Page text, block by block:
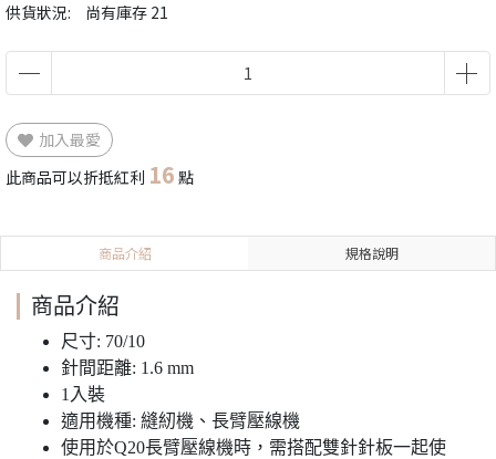
供貨狀況: 尚有庫存 21
加入最愛
此商品可以折抵紅利 16 點
商品介紹 規格說明
商品介紹
尺寸: 70/10
針間距離: 1.6 mm
1入裝
適用機種: 縫紉機、長臂壓線機
使用於Q20長臂壓線機時，需搭配雙針針板一起使